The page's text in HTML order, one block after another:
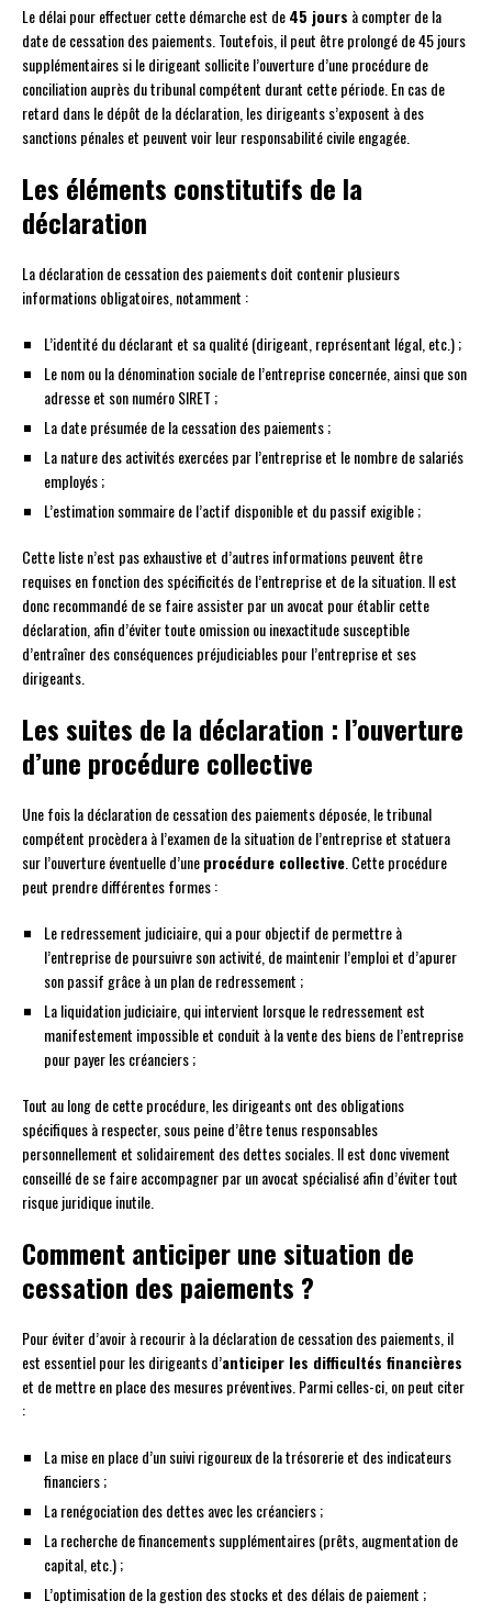
Le délai pour effectuer cette démarche est de45 jours à compter de la
date de cessation des paiements. Toutefois, il peut être prolongé de 45 jours
supplémentaires si le dirigeant sollicite l’ouverture d’une procédure de
conciliation auprès du tribunal compétent durant cette période. En cas de
retard dans le dépôt de la déclaration, les dirigeants s’exposent à des
sanctions pénales et peuvent voir leur responsabilité civile engagée.
Les éléments constitutifs de la
déclaration
La déclaration de cessation des paiements doit contenir plusieurs
informations obligatoires, notamment :
L’identité du déclarant et sa qualité (dirigeant, représentant légal, etc.) ;
Le nom ou la dénomination sociale de l’entreprise concernée, ainsi que son
adresse et son numéro SIRET ;
La date présumée de la cessation des paiements ;
La nature des activités exercées par l’entreprise et le nombre de salariés
employés ;
L’estimation sommaire de l’actif disponible et du passif exigible ;
Cette liste n’est pas exhaustive et d’autres informations peuvent être
requises en fonction des spécificités de l’entreprise et de la situation. Il est
donc recommandé de se faire assister par un avocat pour établir cette
déclaration, afin d’éviter toute omission ou inexactitude susceptible
d’entraîner des conséquences préjudiciables pour l’entreprise et ses
dirigeants.
Les suites de la déclaration : l’ouverture
d’une procédure collective
Une fois la déclaration de cessation des paiements déposée, le tribunal
compétent procèdera à l’examen de la situation de l’entreprise et statuera
sur l’ouverture éventuelle d’uneprocédure collective. Cette procédure
peut prendre différentes formes :
Le redressement judiciaire, qui a pour objectif de permettre à
l’entreprise de poursuivre son activité, de maintenir l’emploi et d’apurer
son passif grâce à un plan de redressement ;
La liquidation judiciaire, qui intervient lorsque le redressement est
manifestement impossible et conduit à la vente des biens de l’entreprise
pour payer les créanciers ;
Tout au long de cette procédure, les dirigeants ont des obligations
spécifiques à respecter, sous peine d’être tenus responsables
personnellement et solidairement des dettes sociales. Il est donc vivement
conseillé de se faire accompagner par un avocat spécialisé afin d’éviter tout
risque juridique inutile.
Comment anticiper une situation de
cessation des paiements ?
Pour éviter d’avoir à recourir à la déclaration de cessation des paiements, il
est essentiel pour les dirigeants d’anticiper les difficultés financières
et de mettre en place des mesures préventives. Parmi celles-ci, on peut citer
:
La mise en place d’un suivi rigoureux de la trésorerie et des indicateurs
financiers ;
La renégociation des dettes avec les créanciers ;
La recherche de financements supplémentaires (prêts, augmentation de
capital, etc.) ;
L’optimisation de la gestion des stocks et des délais de paiement ;